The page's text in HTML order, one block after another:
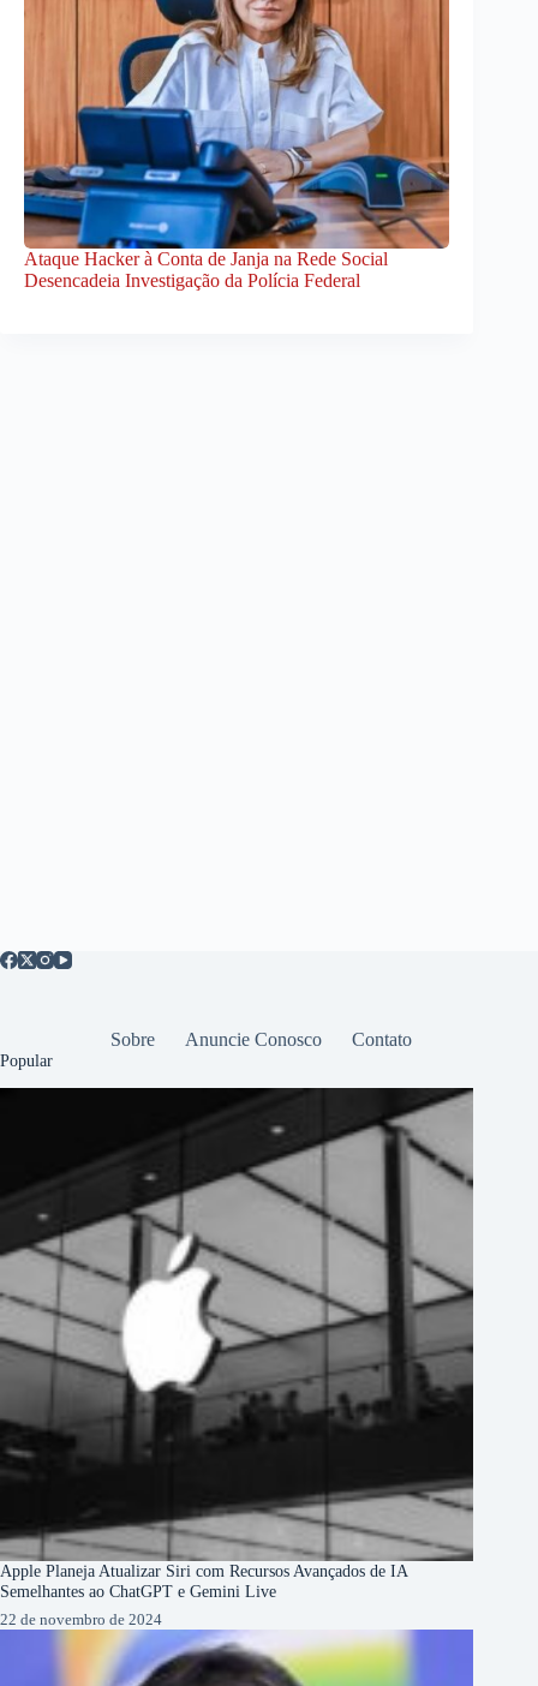
Ataque Hacker à Conta de Janja na Rede Social
Desencadeia Investigação da Polícia Federal
Sobre Anuncie Conosco Contato
Popular
Apple Planeja Atualizar Siri com Recursos Avançados de IA
Semelhantes ao ChatGPT e Gemini Live
22 de novembro de 2024